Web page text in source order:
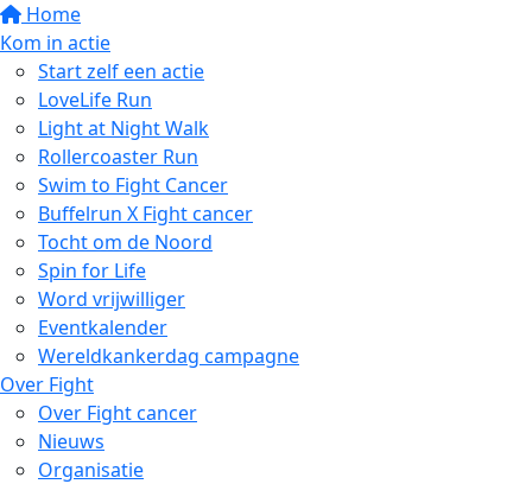
Home
Kom in actie
Start zelf een actie
LoveLife Run
Light at Night Walk
Rollercoaster Run
Swim to Fight Cancer
Buffelrun X Fight cancer
Tocht om de Noord
Spin for Life
Word vrijwilliger
Eventkalender
Wereldkankerdag campagne
Over Fight
Over Fight cancer
Nieuws
Organisatie